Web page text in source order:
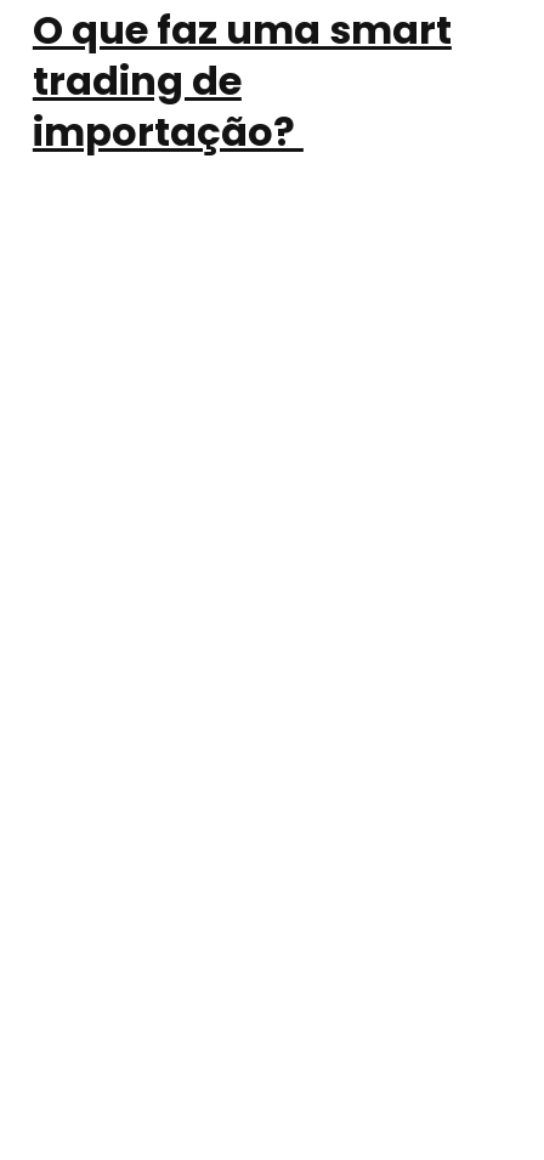
O que faz uma smart
trading de
importação?